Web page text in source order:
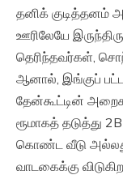
தனிக் குடித்தனம்
ஊரிலேயே
தெரிந்தவர்கள்,
ஆனால், இங்குப்
தேன்கூட்டின்
ரூமாகத் தடுத்து
கொண்ட வீடு
வாடகைக்கு